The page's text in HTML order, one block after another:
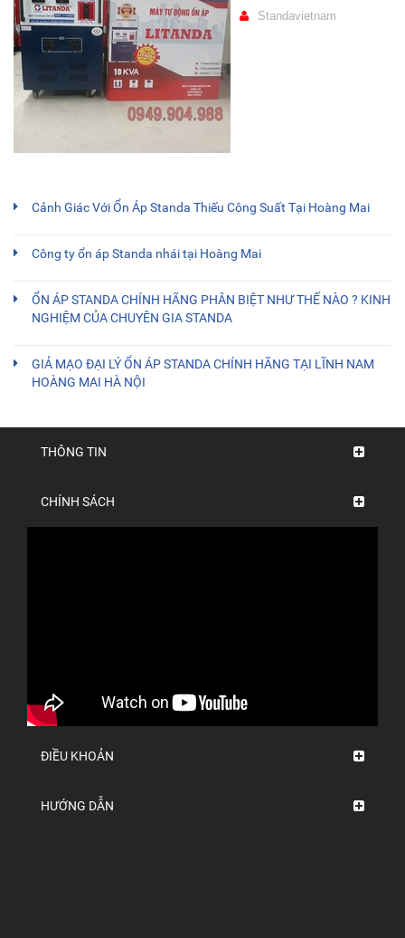
Standavietnam
Cảnh Giác Với Ổn Áp Standa Thiếu Công Suất Tại Hoàng Mai
Công ty ổn áp Standa nhái tại Hoàng Mai
ỔN ÁP STANDA CHÍNH HÃNG PHÂN BIỆT NHƯ THẾ NÀO ? KINH
NGHIỆM CỦA CHUYÊN GIA STANDA
GIẢ MẠO ĐẠI LÝ ỔN ÁP STANDA CHÍNH HÃNG TẠI LĨNH NAM
HOÀNG MAI HÀ NỘI
THÔNG TIN
CHÍNH SÁCH
ĐIỀU KHOẢN
HƯỚNG DẪN